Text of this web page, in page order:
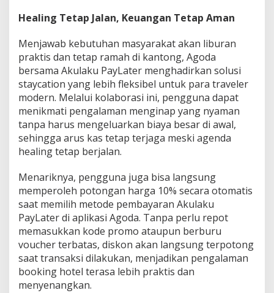
Healing Tetap Jalan, Keuangan Tetap Aman
Menjawab kebutuhan masyarakat akan liburan
praktis dan tetap ramah di kantong, Agoda
bersama Akulaku PayLater menghadirkan solusi
staycation yang lebih fleksibel untuk para traveler
modern. Melalui kolaborasi ini, pengguna dapat
menikmati pengalaman menginap yang nyaman
tanpa harus mengeluarkan biaya besar di awal,
sehingga arus kas tetap terjaga meski agenda
healing tetap berjalan.
Menariknya, pengguna juga bisa langsung
memperoleh potongan harga 10% secara otomatis
saat memilih metode pembayaran Akulaku
PayLater di aplikasi Agoda. Tanpa perlu repot
memasukkan kode promo ataupun berburu
voucher terbatas, diskon akan langsung terpotong
saat transaksi dilakukan, menjadikan pengalaman
booking hotel terasa lebih praktis dan
menyenangkan.